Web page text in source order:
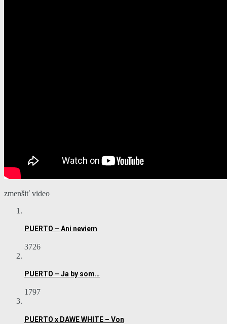
zmenšiť video
PUERTO – Ani neviem
3726
PUERTO – Ja by som…
1797
PUERTO x DAWE WHITE – Von